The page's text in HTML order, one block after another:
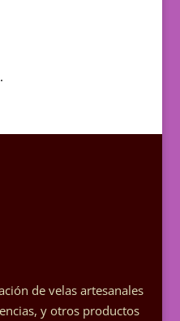
de velas artesanales
y otros productos